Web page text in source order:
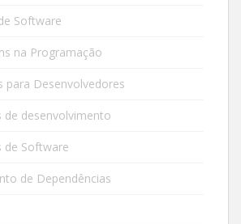
Software
na Programação
para Desenvolvedores
de desenvolvimento
de Software
de Dependências